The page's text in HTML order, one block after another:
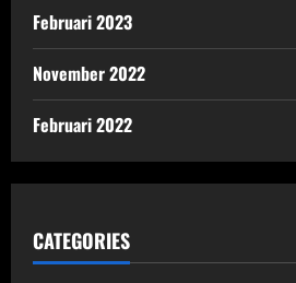
Februari 2023
November 2022
Februari 2022
CATEGORIES